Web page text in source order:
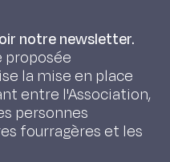
notre newsletter.
la mise en place
entre l'Association,
personnes
fourragères et les